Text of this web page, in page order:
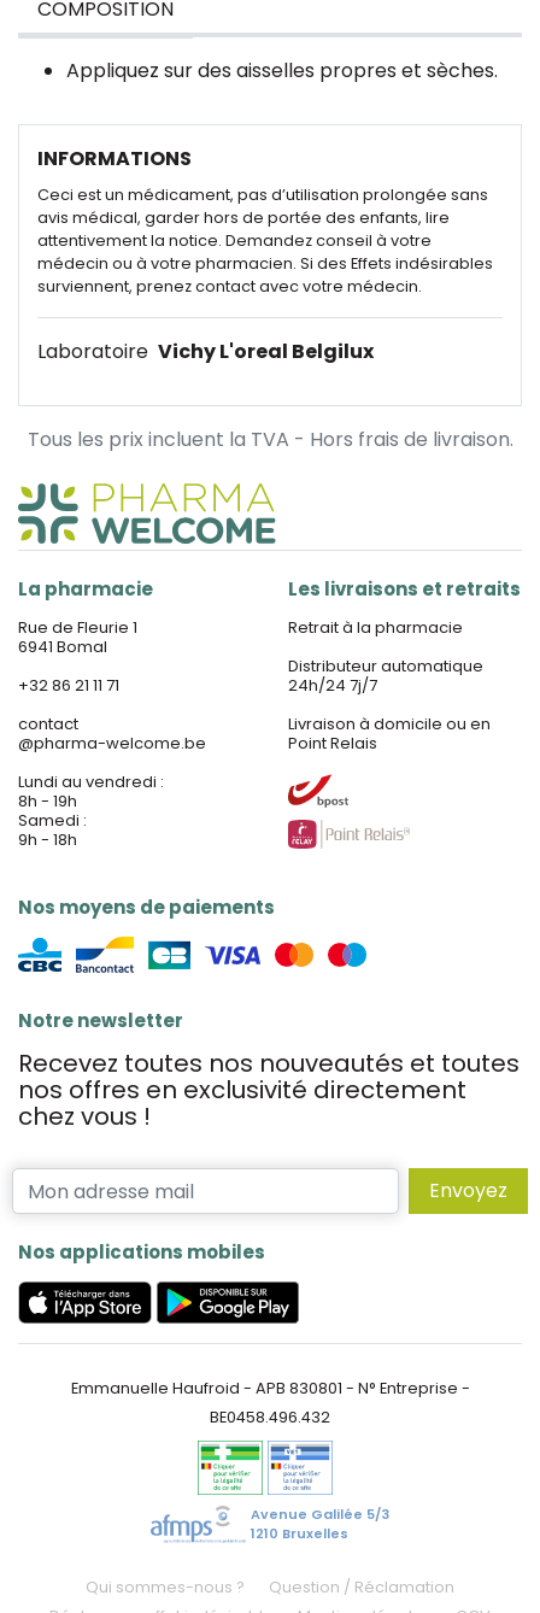
COMPOSITION
Appliquez sur des aisselles propres et sèches.
INFORMATIONS
Ceci est un médicament, pas d’utilisation prolongée sans
avis médical, garder hors de portée des enfants, lire
attentivement la notice. Demandez conseil à votre
médecin ou à votre pharmacien. Si des Effets indésirables
surviennent, prenez contact avec votre médecin.
Laboratoire Vichy L'oreal Belgilux
Tous les prix incluent la TVA - Hors frais de livraison.
La pharmacie
Rue de Fleurie 1
6941 Bomal
+32 86 21 11 71
contact
@pharma-welcome.be
Lundi au vendredi :
8h - 19h
Samedi :
9h - 18h
Nos moyens de paiements
Les livraisons et retraits
Retrait à la pharmacie
Distributeur automatique
24h/24 7j/7
Livraison à domicile ou en
Point Relais
Notre newsletter
Recevez toutes nos nouveautés et toutes
nos offres en exclusivité directement
chez vous !
Envoyez
Nos applications mobiles
Emmanuelle Haufroid - APB 830801 - N° Entreprise -
BE0458.496.432
Avenue Galilée 5/3
1210 Bruxelles
Qui sommes-nous ?
Question / Réclamation